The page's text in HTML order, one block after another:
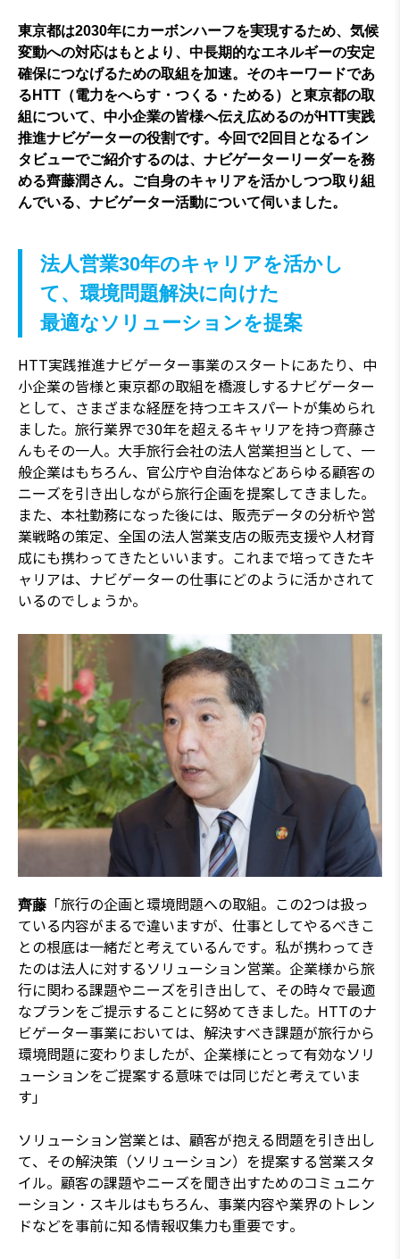
東京都は2030年にカーボンハーフを実現するため、気候
変動への対応はもとより、中長期的なエネルギーの安定
確保につなげるための取組を加速。そのキーワードであ
るHTT（電力をへらす・つくる・ためる）と東京都の取
組について、中小企業の皆様へ伝え広めるのがHTT実践
推進ナビゲーターの役割です。今回で2回目となるイン
タビューでご紹介するのは、ナビゲーターリーダーを務
める齊藤潤さん。ご自身のキャリアを活かしつつ取り組
んでいる、ナビゲーター活動について伺いました。
法人営業30年のキャリアを活かし
て、環境問題解決に向けた
最適なソリューションを提案
HTT実践推進ナビゲーター事業のスタートにあたり、中
小企業の皆様と東京都の取組を橋渡しするナビゲーター
として、さまざまな経歴を持つエキスパートが集められ
ました。旅行業界で30年を超えるキャリアを持つ齊藤さ
んもその一人。大手旅行会社の法人営業担当として、一
般企業はもちろん、官公庁や自治体などあらゆる顧客の
ニーズを引き出しながら旅行企画を提案してきました。
また、本社勤務になった後には、販売データの分析や営
業戦略の策定、全国の法人営業支店の販売支援や人材育
成にも携わってきたといいます。これまで培ってきたキ
ャリアは、ナビゲーターの仕事にどのように活かされて
いるのでしょうか。
齊藤 「旅行の企画と環境問題への取組。この2つは扱っ
ている内容がまるで違いますが、仕事としてやるべきこ
との根底は一緒だと考えているんです。私が携わってき
たのは法人に対するソリューション営業。企業様から旅
行に関わる課題やニーズを引き出して、その時々で最適
なプランをご提示することに努めてきました。HTTのナ
ビゲーター事業においては、解決すべき課題が旅行から
環境問題に変わりましたが、企業様にとって有効なソリ
ューションをご提案する意味では同じだと考えていま
す」
ソリューション営業とは、顧客が抱える問題を引き出し
て、その解決策（ソリューション）を提案する営業スタ
イル。顧客の課題やニーズを聞き出すためのコミュニケ
ーション・スキルはもちろん、事業内容や業界のトレン
ドなどを事前に知る情報収集力も重要です。